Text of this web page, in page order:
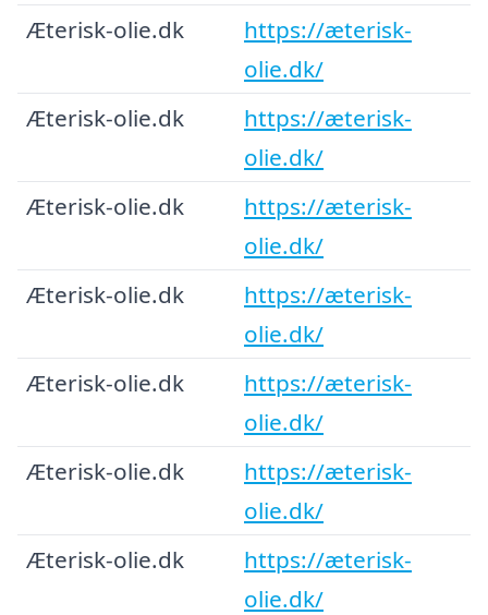
Æterisk-olie.dk
https://æterisk-
olie.dk/
Æterisk-olie.dk
https://æterisk-
olie.dk/
Æterisk-olie.dk
https://æterisk-
olie.dk/
Æterisk-olie.dk
https://æterisk-
olie.dk/
Æterisk-olie.dk
https://æterisk-
olie.dk/
Æterisk-olie.dk
https://æterisk-
olie.dk/
Æterisk-olie.dk
https://æterisk-
olie.dk/